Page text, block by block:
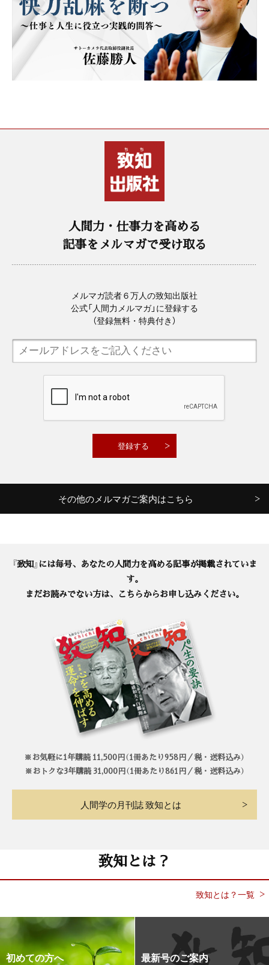
人間力・仕事力を高める
記事をメルマガで受け取る
メルマガ読者６万人の致知出版社
公式「人間力メルマガ」に登録する
（登録無料・特典付き）
その他のメルマガご案内はこちら
『致知』には毎号、あなたの人間力を高める記事が掲載されていま
す。
まだお読みでない方は、こちらからお申し込みください。
※お気軽に1年購読 11,500円（1冊あたり958円／税・送料込み）
※おトクな3年購読 31,000円（1冊あたり861円／税・送料込み）
人間学の月刊誌 致知とは
致知とは？
致知とは？一覧
初めての方へ 最新号のご案内